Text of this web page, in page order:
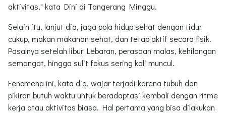
aktivitas," kata Dini di Tangerang Minggu.
Selain itu, lanjut dia, jaga pola hidup sehat dengan tidur
cukup, makan makanan sehat, dan tetap aktif secara fisik.
Pasalnya setelah libur Lebaran, perasaan malas, kehilangan
semangat, hingga sulit fokus sering kali muncul.
Fenomena ini, kata dia, wajar terjadi karena tubuh dan
pikiran butuh waktu untuk beradaptasi kembali dengan ritme
kerja atau aktivitas biasa. Hal pertama yang bisa dilakukan